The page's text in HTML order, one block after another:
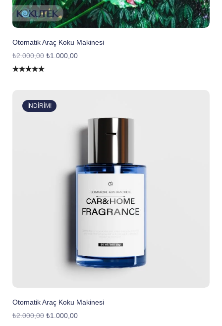
Otomatik Araç Koku Makinesi
₺2.000,00 ₺1.000,00
İNDIRIM!
Otomatik Araç Koku Makinesi
₺2.000,00 ₺1.000,00